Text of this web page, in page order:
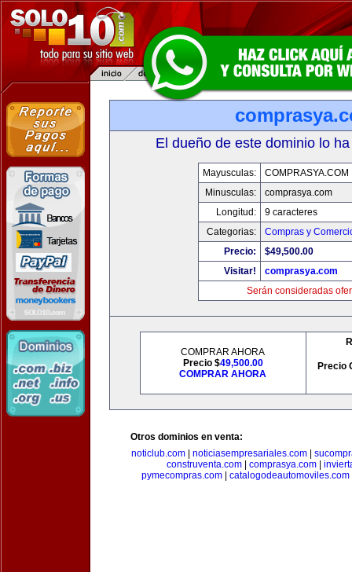
El dueño de este dominio lo
Mayusculas:
COMPRASYA.COM
Minusculas:
comprasya.com
Longitud:
9 caracteres
Categorias:
Compras y
Precio:
$49,500.00
Visitar!
comprasya.com
Serán consideradas
COMPRAR AHORA
Precio $49,500.00
COMPRAR AHORA
Precio
Otros dominios en venta:
noticlub.com| noticiasempresariales.com|
construventa.com| comprasya.com|
pymecompras.com| catalogodeautomoviles.com